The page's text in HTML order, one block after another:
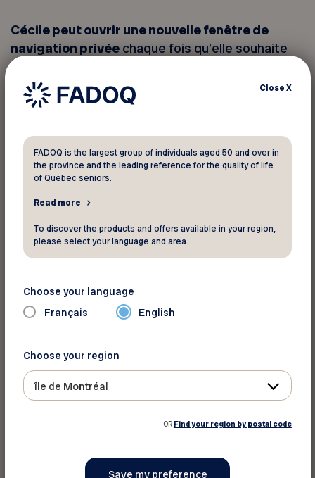
Cécile peut ouvrir une nouvelle fenêtre de
navigation privée chaque fois qu’elle souhaite
surfer sur le Web. Ainsi, les données de
navigation, comme l’historique ou les cookies,
seront supprimées à la fin de la session.
La navigation privée
Plusieurs navigateurs permettent la navigation
privée, notamment Chrome, Firefox et Edge.
Pour activer la navigation privée, Cécile doit
d’abord ouvrir le menu, représenté par trois
points ou tirets verticaux, qui apparaît dans le
coin supérieur droit de la fenêtre.
CloseX
FADOQ is the largest group of individuals aged 50 and over in
the province and the leading reference for the quality of life
of Quebec seniors.
Read more
To discover the products and offers available in your region,
please select your language and area.
Choose your language
Français English
Choose your region
île de Montréal
OR Find your region by postal code